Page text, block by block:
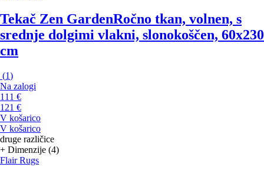
Tekač Zen GardenRočno tkan, volnen, s
srednje dolgimi vlakni, slonokoščen, 60x230
cm
(1)
Na zalogi
111 €
121 €
V košarico
V košarico
druge različice
+ Dimenzije (4)
Flair Rugs